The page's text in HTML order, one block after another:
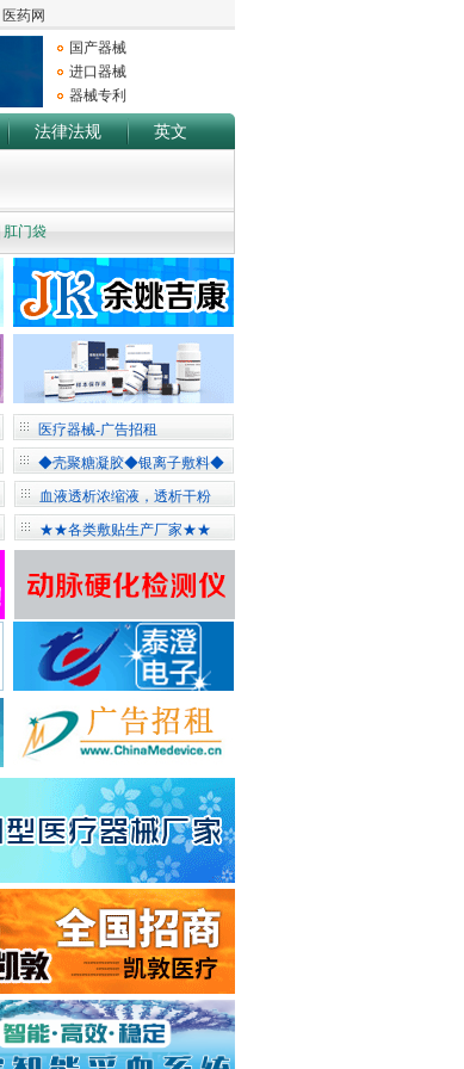
国产器械
进口器械
器械专利
法律法规 英文
肛门袋
医疗器械-广告招租
◆壳聚糖凝胶◆银离子敷料◆
血液透析浓缩液，透析干粉
★★各类敷贴生产厂家★★